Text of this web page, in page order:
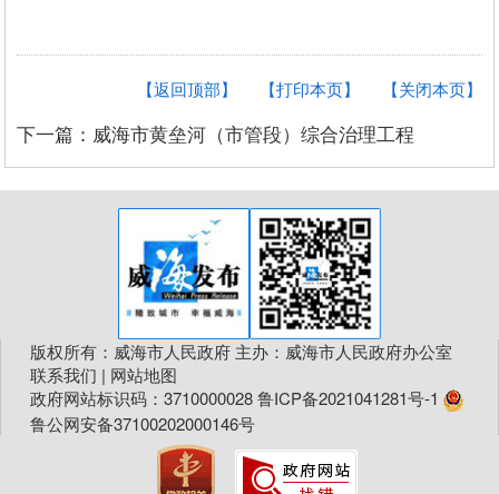
【关闭本页】
【打印本页】
【返回顶部】
下一篇：威海市黄垒河（市管段）综合治理工程
版权所有：威海市人民政府 主办：威海市人民政府办公室
联系我们 | 网站地图
政府网站标识码：3710000028鲁ICP备2021041281号-1
鲁公网安备37100202000146号